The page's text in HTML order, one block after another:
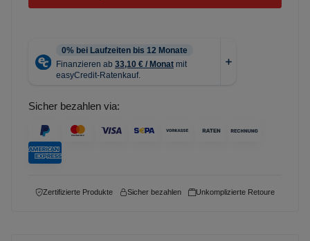
Sicher bezahlen via:
Zertifizierte Produkte Sicher bezahlen Unkomplizierte Retoure